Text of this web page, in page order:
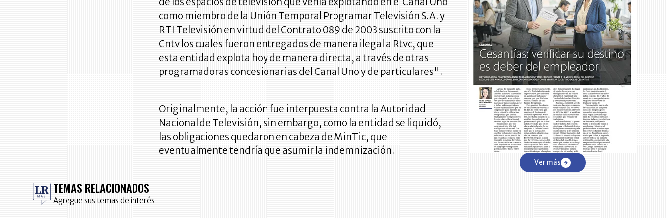
de los espacios de televisión que venía explotando en el Canal Uno
como miembro de la Unión Temporal Programar Televisión S.A. y
RTI Televisión en virtud del Contrato 089 de 2003 suscrito con la
Cntv los cuales fueron entregados de manera ilegal a Rtvc, que
esta entidad explota hoy de manera directa, a través de otras
programadoras concesionarias del Canal Uno y de particulares".
Originalmente, la acción fue interpuesta contra la Autoridad
Nacional de Televisión, sin embargo, como la entidad se liquidó,
las obligaciones quedaron en cabeza de MinTic, que
eventualmente tendría que asumir la indemnización.
Ver más
TEMAS RELACIONADOS
Agregue sus temas de interés